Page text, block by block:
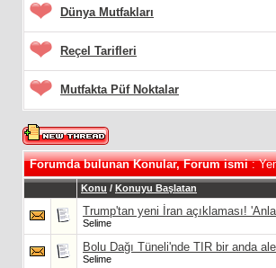
Dünya Mutfakları
Reçel Tarifleri
Mutfakta Püf Noktalar
Forumda bulunan Konular, Forum ismi:
Konu / Konuyu Başlatan
Trump'tan yeni İran açıklaması!
Selime
Bolu Dağı Tüneli'nde TIR bir anda
Selime